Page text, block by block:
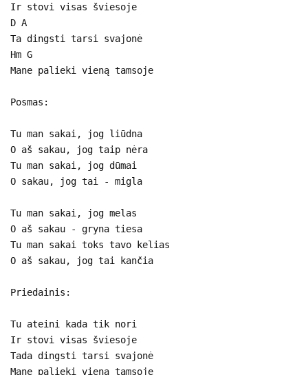
Ir stovi visas šviesoje
D A
Ta dingsti tarsi svajonė
Hm G
Mane palieki vieną tamsoje
Posmas:
Tu man sakai, jog liūdna
O aš sakau, jog taip nėra
Tu man sakai, jog dūmai
O sakau, jog tai - migla
Tu man sakai, jog melas
O aš sakau - gryna tiesa
Tu man sakai toks tavo kelias
O aš sakau, jog tai kančia
Priedainis:
Tu ateini kada tik nori
Ir stovi visas šviesoje
Tada dingsti tarsi svajonė
Mane palieki vieną tamsoje